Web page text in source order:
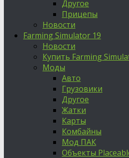
Другое
Прицепы
Новости
Farming Simulator 19
Новости
Купить Farming
Моды
Авто
Грузовики
Другое
Жатки
Карты
Комбайны
Мод ПАК
Объекты